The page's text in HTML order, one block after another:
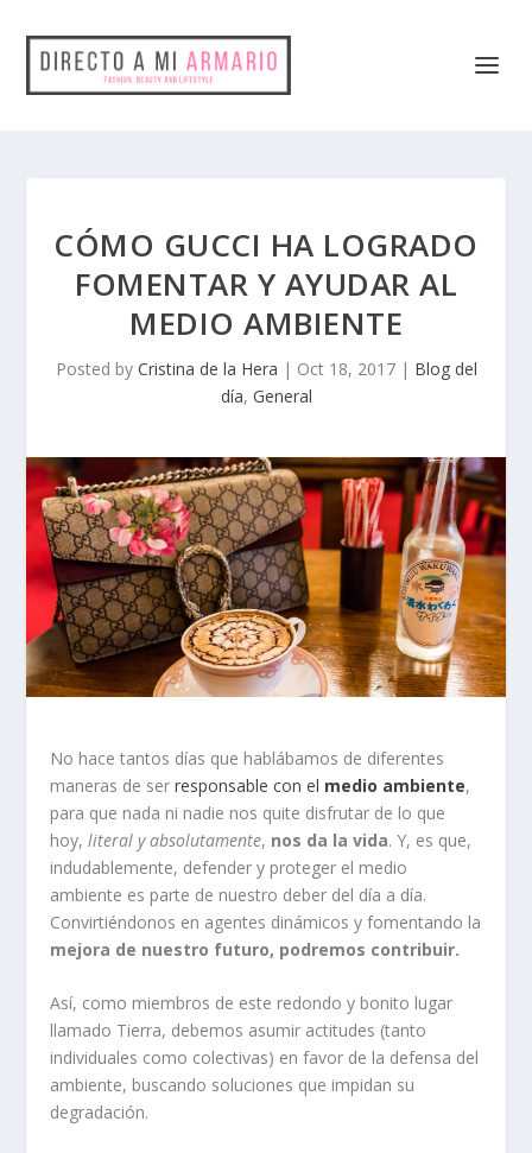
CÓMO GUCCI HA LOGRADO
FOMENTAR Y AYUDAR AL
MEDIO AMBIENTE
Posted by Cristina de la Hera | Oct 18, 2017| Blog del
día, General
No hace tantos días que hablábamos de diferentes
maneras de serresponsable con el medio ambiente,
para que nada ni nadie nos quite disfrutar de lo que
hoy,literal y absolutamente, nos da la vida. Y, es que,
indudablemente, defender y proteger el medio
ambiente es parte de nuestro deber del día a día.
Convirtiéndonos en agentes dinámicos y fomentando la
mejora de nuestro futuro, podremos contribuir.
Así, como miembros de este redondo y bonito lugar
llamado Tierra, debemos asumir actitudes (tanto
individuales como colectivas) en favor de la defensa del
ambiente, buscando soluciones que impidan su
degradación.